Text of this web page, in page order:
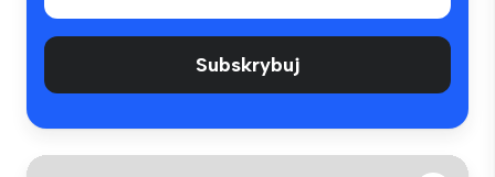
Subskrybuj